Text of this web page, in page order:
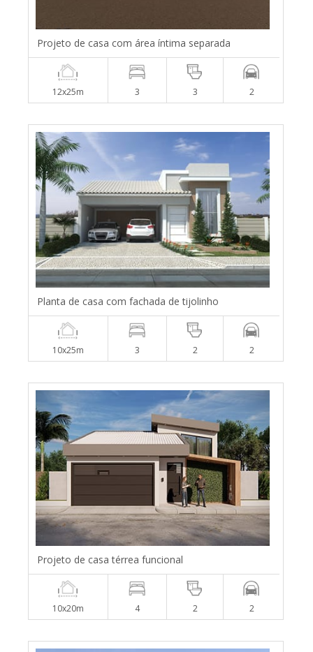
Projeto de casa com área íntima separada
12x25m 3 3 2
Planta de casa com fachada de tijolinho
10x25m 3 2 2
Projeto de casa térrea funcional
10x20m 4 2 2